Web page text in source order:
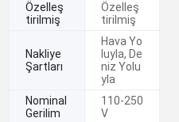
Özelleş
tirilmiş
Özelleş
tirilmiş
Nakliye
Şartları
Hava Yo
luyla, De
niz Yolu
yla
Nominal
Gerilim
110-250
V